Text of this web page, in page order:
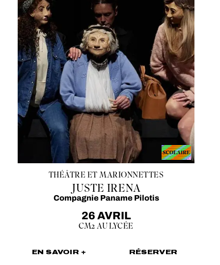
THÉÂTRE ET MARIONNETTES
JUSTE IRENA
Compagnie Paname Pilotis
26 AVRIL
CM2 AU LYCÉE
EN SAVOIR + RÉSERVER